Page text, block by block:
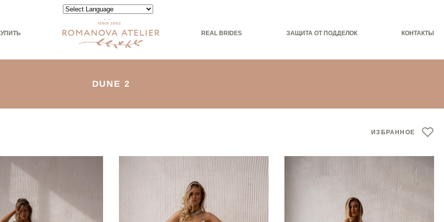
REAL BRIDES ЗАЩИТА ОТ ПОДДЕЛОК КОНТАКТЫ
Powered by
DUNE 2
ИЗБРАННОЕ